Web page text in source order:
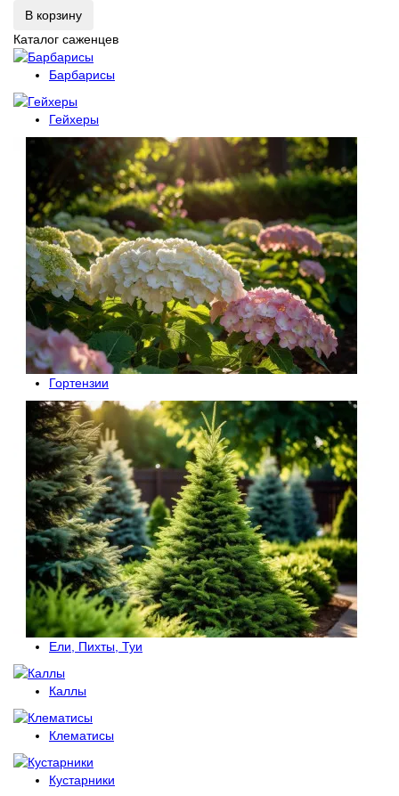
В корзину
Каталог саженцев
Барбарисы
Гейхеры
Гортензии
Ели, Пихты, Туи
Каллы
Клематисы
Кустарники